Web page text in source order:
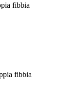
fibbia
fibbia